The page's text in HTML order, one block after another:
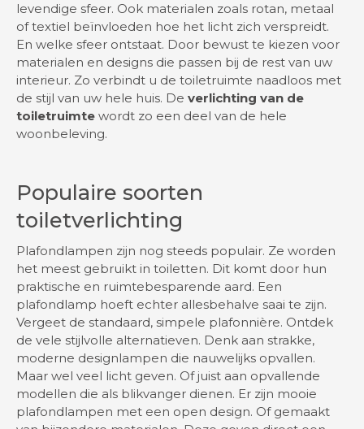
levendige sfeer. Ook materialen zoals rotan, metaal
of textiel beïnvloeden hoe het licht zich verspreidt.
En welke sfeer ontstaat. Door bewust te kiezen voor
materialen en designs die passen bij de rest van uw
interieur. Zo verbindt u de toiletruimte naadloos met
de stijl van uw hele huis. De verlichting van de
toiletruimte wordt zo een deel van de hele
woonbeleving.
Populaire soorten
toiletverlichting
Plafondlampen zijn nog steeds populair. Ze worden
het meest gebruikt in toiletten. Dit komt door hun
praktische en ruimtebesparende aard. Een
plafondlamp hoeft echter allesbehalve saai te zijn.
Vergeet de standaard, simpele plafonnière. Ontdek
de vele stijlvolle alternatieven. Denk aan strakke,
moderne designlampen die nauwelijks opvallen.
Maar wel veel licht geven. Of juist aan opvallende
modellen die als blikvanger dienen. Er zijn mooie
plafondlampen met een open design. Of gemaakt